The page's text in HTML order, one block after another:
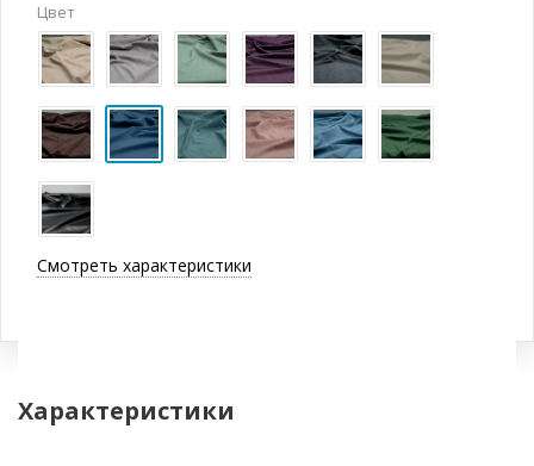
Цвет
Смотреть характеристики
Характеристики